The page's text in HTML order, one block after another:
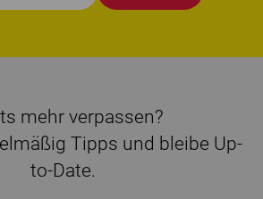
mehr verpassen?
Tipps und bleibe Up-
to-Date.